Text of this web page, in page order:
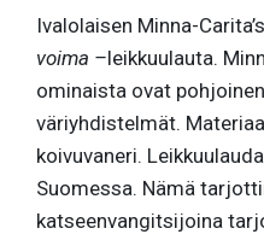
Ivalolaisen Minna-
voima –leikkuulauta.
ominaista ovat
väriyhdistelmät.
koivuvaneri.
Suomessa. Nämä
katseenvangitsijoina